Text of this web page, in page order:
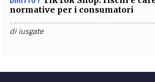
normative per i consumatori
diiusgate